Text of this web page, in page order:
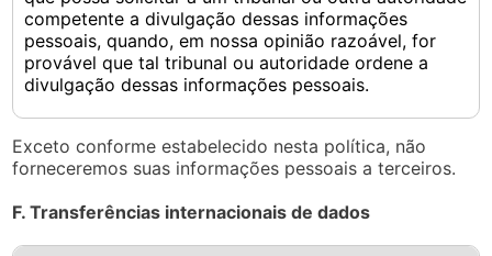
competente a divulgação dessas informações
pessoais, quando, em nossa opinião razoável, for
provável que tal tribunal ou autoridade ordene a
divulgação dessas informações pessoais.
Exceto conforme estabelecido nesta política, não
forneceremos suas informações pessoais a terceiros.
F. Transferências internacionais de dados